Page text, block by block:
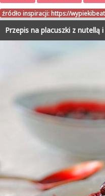
źródło inspiracji: https://
Przepis na placuszki z nutellą